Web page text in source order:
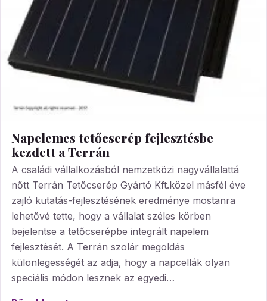
Napelemes tetőcserép fejlesztésbe
kezdett a Terrán
A családi vállalkozásból nemzetközi nagyvállalattá
nőtt Terrán Tetőcserép Gyártó Kft.közel másfél éve
zajló kutatás-fejlesztésének eredménye mostanra
lehetővé tette, hogy a vállalat széles körben
bejelentse a tetőcserépbe integrált napelem
fejlesztését. A Terrán szolár megoldás
különlegességét az adja, hogy a napcellák olyan
speciális módon lesznek az egyedi…